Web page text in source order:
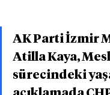
AK Parti İzmir
Atilla Kaya,
sürecindeki